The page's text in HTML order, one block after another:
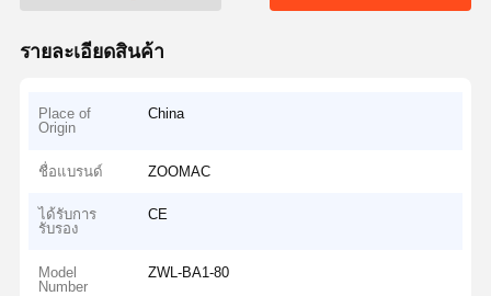
รายละเอียดสินค้า
Place of
Origin
China
ชื่อแบรนด์ ZOOMAC
ได้รับการ
รับรอง
CE
Model
Number
ZWL-BA1-80